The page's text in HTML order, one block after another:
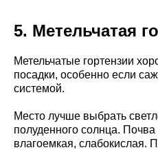
5. Метельчатая
Метельчатые гортензии
посадки, особенно если
системой.
Место лучше выбрать
полуденного солнца.
влагоемкая, слабокислая.